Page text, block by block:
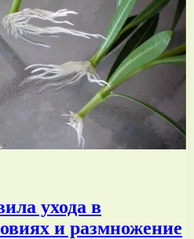
ухода в
и размножение